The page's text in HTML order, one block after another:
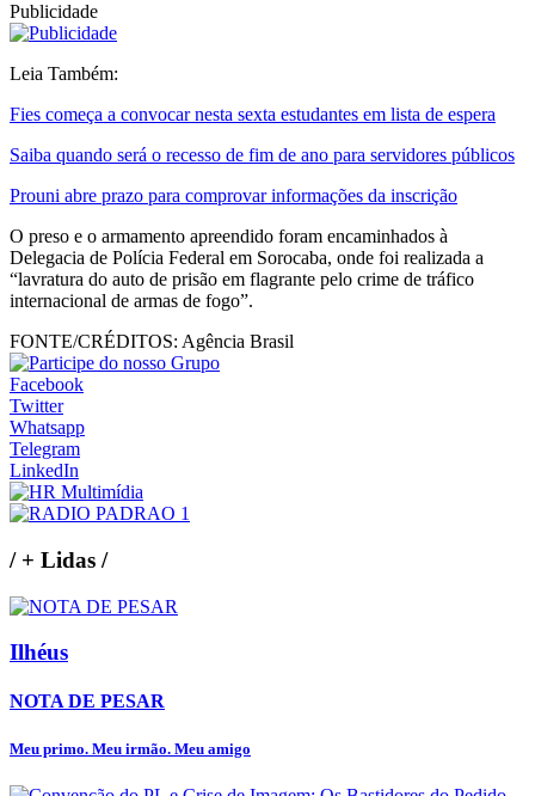
Publicidade
Leia Também:
Fies começa a convocar nesta sexta estudantes em lista de espera
Saiba quando será o recesso de fim de ano para servidores públicos
Prouni abre prazo para comprovar informações da inscrição
O preso e o armamento apreendido foram encaminhados à
Delegacia de Polícia Federal em Sorocaba, onde foi realizada a
“lavratura do auto de prisão em flagrante pelo crime de tráfico
internacional de armas de fogo”.
FONTE/CRÉDITOS: Agência Brasil
Facebook
Twitter
Whatsapp
Telegram
LinkedIn
/+ Lidas /
Ilhéus
NOTA DE PESAR
Meu primo. Meu irmão. Meu amigo